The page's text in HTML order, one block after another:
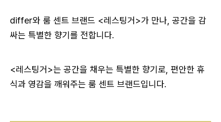
differ와 룸 센트 브랜드 <레스팅거>가 만나, 공간을 감
싸는 특별한 향기를 전합니다.
<레스팅거>는 공간을 채우는 특별한 향기로, 편안한 휴
식과 영감을 깨워주는 룸 센트 브랜드입니다.